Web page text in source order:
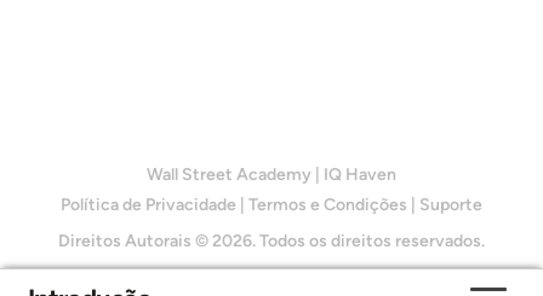
Wall Street Academy
IQ Haven
Política de Privacidade
Termos e Condições
Suporte
Direitos Autorais © 2026. Todos os direitos reservados.